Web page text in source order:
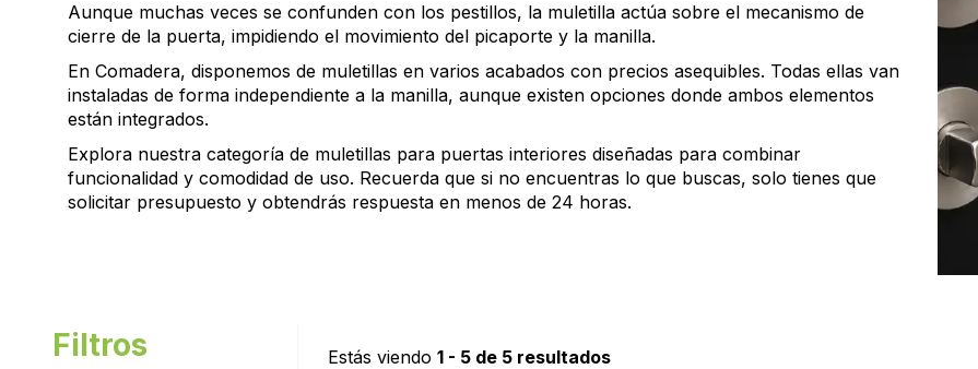
Aunque muchas veces se confunden con los pestillos, la muletilla actúa sobre el mecanismo de
cierre de la puerta, impidiendo el movimiento del picaporte y la manilla.
En Comadera, disponemos de muletillas en varios acabados con precios asequibles. Todas ellas van
instaladas de forma independiente a la manilla, aunque existen opciones donde ambos elementos
están integrados.
Explora nuestra categoría de muletillas para puertas interiores diseñadas para combinar
funcionalidad y comodidad de uso. Recuerda que si no encuentras lo que buscas, solo tienes que
solicitar presupuesto y obtendrás respuesta en menos de 24 horas.
Filtros Estás viendo 1 - 5 de 5 resultados